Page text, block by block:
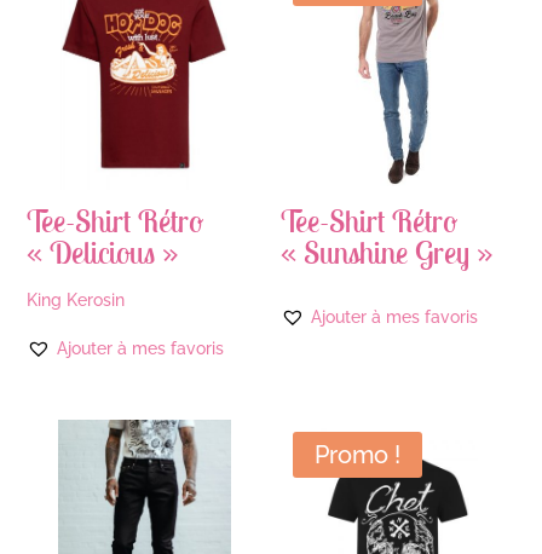
Tee-Shirt Rétro
« Delicious »
King Kerosin
Ajouter à mes favoris
Tee-Shirt Rétro
« Sunshine Grey »
Ajouter à mes favoris
Promo !